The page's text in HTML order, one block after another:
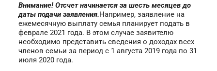
Внимание! Отсчет начинается за шесть месяцев до
даты подачи заявления.Например, заявление на
ежемесячную выплату семья планирует подать в
феврале 2021 года. В этом случае заявителю
необходимо представить сведения о доходах всех
членов семьи за период с 1 августа 2019 года по 31
июля 2020 года.